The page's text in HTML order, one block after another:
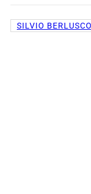
SILVIO